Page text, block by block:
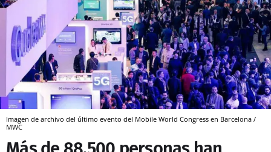
Imagen de archivo del último evento del Mobile World Congress en Barcelona /
MWC